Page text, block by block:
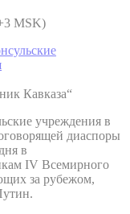
MSK)
Кавказа“
учреждения в
диаспоры
в
IV Всемирного
за рубежом,